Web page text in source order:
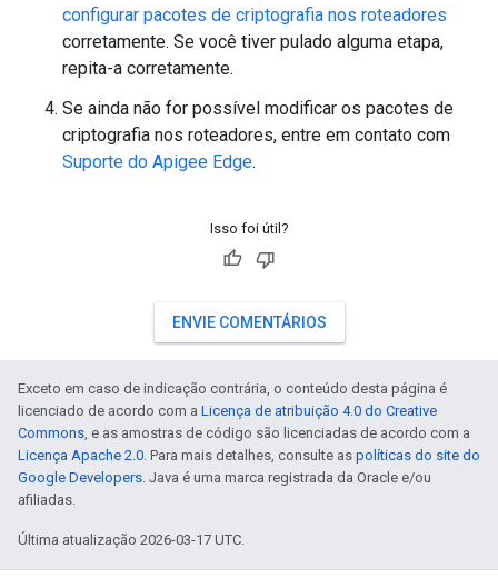
configurar pacotes de criptografia nos roteadores
corretamente. Se você tiver pulado alguma etapa,
repita-a corretamente.
Se ainda não for possível modificar os pacotes de
criptografia nos roteadores, entre em contato com
Suporte do Apigee Edge.
Isso foi útil?
ENVIE COMENTÁRIOS
Exceto em caso de indicação contrária, o conteúdo desta página é
licenciado de acordo com a Licença de atribuição 4.0 do Creative
Commons , e as amostras de código são licenciadas de acordo com a
Licença Apache 2.0 . Para mais detalhes, consulte as políticas do site do
Google Developers . Java é uma marca registrada da Oracle e/ou
afiliadas.
Última atualização 2026-03-17 UTC.